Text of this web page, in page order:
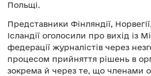
Польщі.
Представники Фінляндії,
Ісландії оголосили про вихід із
федерації журналістів через
процесом прийняття рішень в
зокрема й через те, що членами